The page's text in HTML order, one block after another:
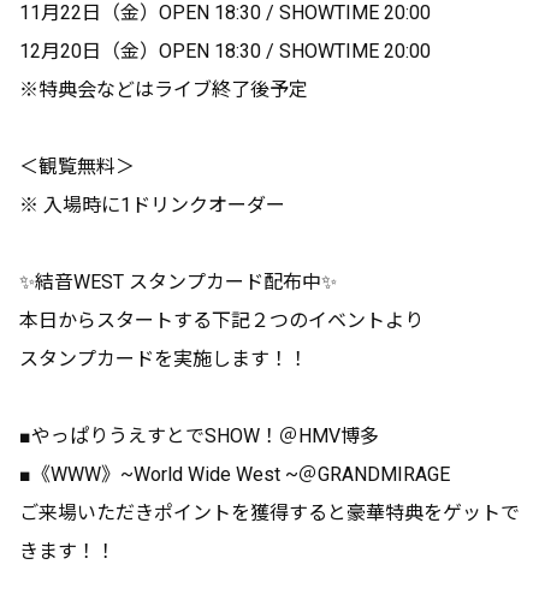
11月22日（金） OPEN 18:30 / SHOWTIME 20:00
12月20日（金） OPEN 18:30 / SHOWTIME 20:00
※特典会などはライブ終了後予定
＜観覧無料＞
※ 入場時に1ドリンクオーダー
✨結音WEST スタンプカード配布中✨
本日からスタートする下記２つのイベントより
スタンプカードを実施します！！
■やっぱりうえすとでSHOW！＠HMV博多
■《WWW》~World Wide West ~＠GRANDMIRAGE
ご来場いただきポイントを獲得すると豪華特典をゲットで
きます！！